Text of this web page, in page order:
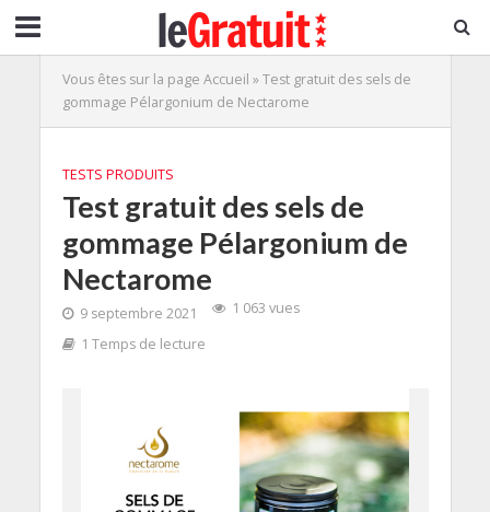
Vous êtes sur la page Accueil »Test gratuit des sels de
gommage Pélargonium de Nectarome
TESTS PRODUITS
Test gratuit des sels de
gommage Pélargonium de
Nectarome
9 septembre 2021
1 063 vues
1 Temps de lecture